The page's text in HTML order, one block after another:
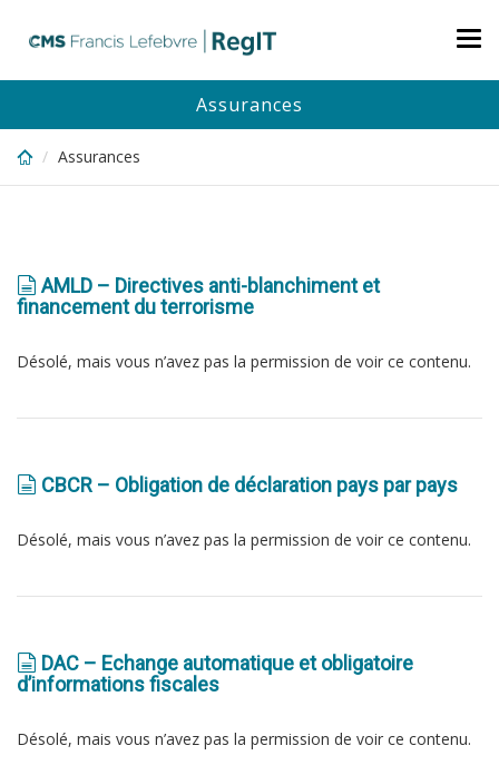
content
Assurances
Assurances
AMLD – Directives anti-blanchiment et
financement du terrorisme
Désolé, mais vous n’avez pas la permission de voir ce contenu.
CBCR – Obligation de déclaration pays par pays
Désolé, mais vous n’avez pas la permission de voir ce contenu.
DAC – Echange automatique et obligatoire
d’informations fiscales
Désolé, mais vous n’avez pas la permission de voir ce contenu.